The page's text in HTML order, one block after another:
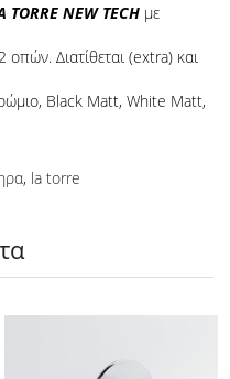
TORRE NEW TECH με
Διατίθεται (extra) και
Black Matt, White Matt,
, la torre